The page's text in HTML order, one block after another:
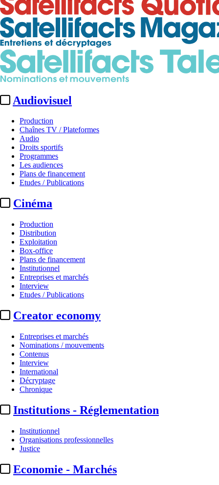
Audiovisuel
Production
Chaînes TV / Plateformes
Audio
Droits sportifs
Programmes
Les audiences
Plans de financement
Etudes / Publications
Cinéma
Production
Distribution
Exploitation
Box-office
Plans de financement
Institutionnel
Entreprises et marchés
Interview
Etudes / Publications
Creator economy
Entreprises et marchés
Nominations / mouvements
Contenus
Interview
International
Décryptage
Chronique
Institutions - Réglementation
Institutionnel
Organisations professionnelles
Justice
Economie - Marchés